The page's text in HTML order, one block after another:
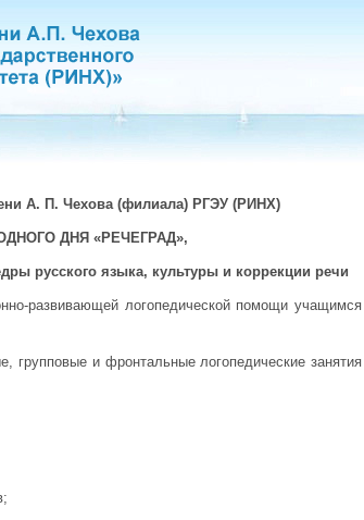
А. П. Чехова (филиала) РГЭУ (РИНХ)
ДНЯ «РЕЧЕГРАД»,
русского языка, культуры и коррекции речи
развивающей логопедической помощи учащимся
групповые и фронтальные логопедические занятия